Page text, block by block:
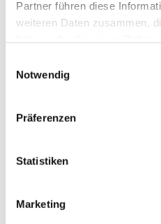
Partner führen diese
weiteren Daten zusammen,
Notwendig
Präferenzen
Statistiken
Marketing